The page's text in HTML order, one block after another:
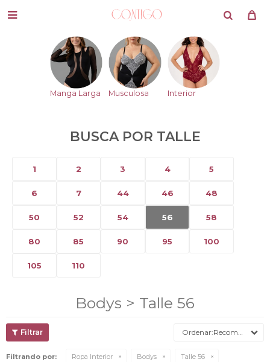

Manga Larga Musculosa Interior
BUSCA POR TALLE
1 2 3 4 5
6 7 44 46 48
50 52 54 56 58
80 85 90 95 100
105 110
Bodys > Talle 56
Recomendados
Filtrando por: Ropa Interior Bodys Talle 56